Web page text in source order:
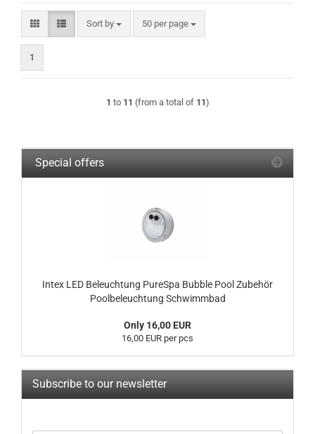
Sort by
Sort by 50 per page
per page
1
1 to 11 (from a total of 11)
Special offers
Intex LED Beleuchtung PureSpa Bubble Pool Zubehör
Poolbeleuchtung Schwimmbad
Only 16,00 EUR
16,00 EUR per pcs
Subscribe to our newsletter